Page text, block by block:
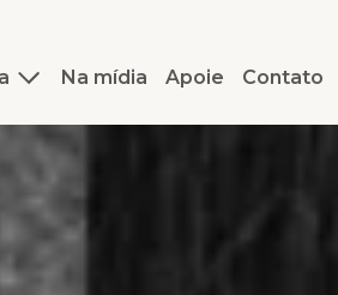
Na mídia Apoie Contato